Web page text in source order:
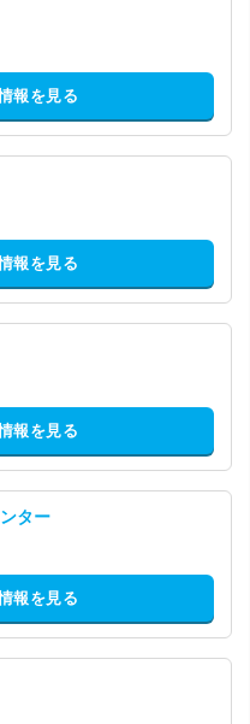
報を見る
報を見る
報を見る
ター
報を見る